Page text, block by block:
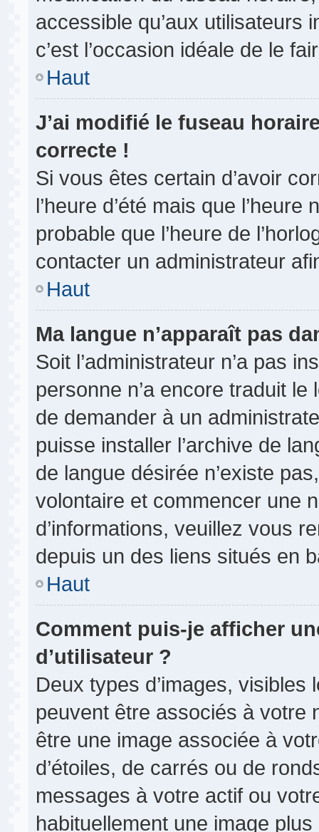
accessible qu’aux utilisateurs
c’est l’occasion idéale de le
Haut
J’ai modifié le fuseau
correcte !
Si vous êtes certain d’avoir
l’heure d’été mais que
probable que l’heure de
contacter un administrateur
Haut
Ma langue n’apparaît pas
Soit l’administrateur n’a pas
personne n’a encore traduit
de demander à un
puisse installer l’archive de
de langue désirée n’existe
volontaire et commencer une
d’informations, veuillez vous
depuis un des liens situés en
Haut
Comment puis-je afficher
d’utilisateur ?
Deux types d’images,
peuvent être associés à votre
être une image associée à
d’étoiles, de carrés ou de
messages à votre actif ou
habituellement une image